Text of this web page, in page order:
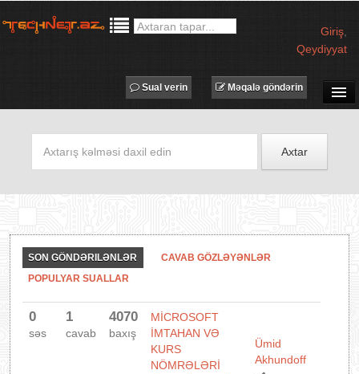
Giriş
Qeydiyyat
MƏQALƏLƏR
İŞ ELANLARI
IT LÜĞƏT
Məqalə göndərin
Sual verin
Axtar
SON GÖNDƏRILƏNLƏR
CAVAB GÖZLƏYƏNLƏR
POPULYAR SUALLAR
0
səs
1
cavab
4070
baxış
MİCROSOFT
İMTAHAN VƏ
KURS
NÖMRƏLƏRİ
Ümid
Akhundoff